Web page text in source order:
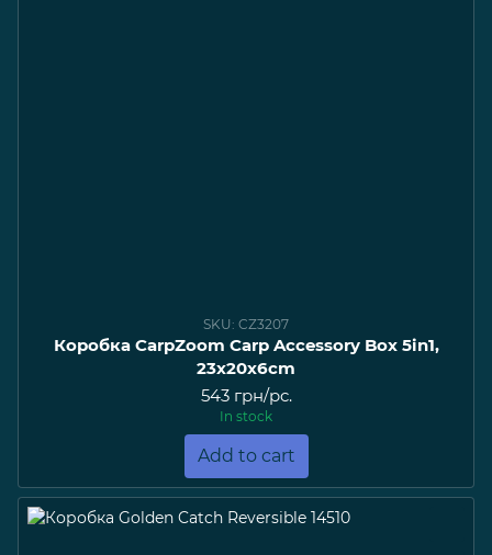
SKU: CZ3207
Коробка CarpZoom Carp Accessory Box 5in1,
23x20x6cm
543 грн/pc.
In stock
Add to cart